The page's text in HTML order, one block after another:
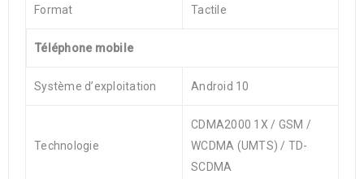
Format Tactile
Téléphone mobile
Système d’exploitation Android 10
Technologie
CDMA2000 1X / GSM /
WCDMA (UMTS) / TD-
SCDMA